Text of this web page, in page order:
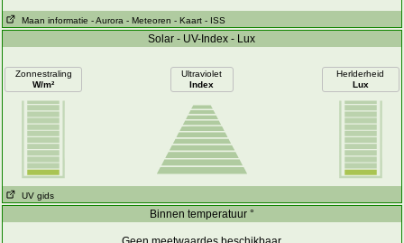
Maan informatie - Aurora - Meteoren - Kaart - ISS
Solar - UV-Index - Lux
Zonnestraling
W/m²
Ultraviolet
Index
Herlderheid
Lux
UV gids
Binnen temperatuur °